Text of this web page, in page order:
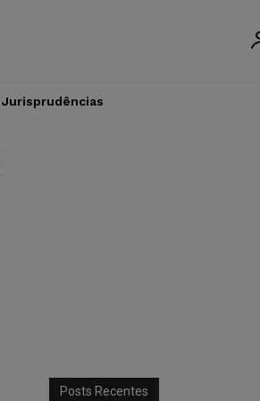
Jurisprudências
Posts Recentes